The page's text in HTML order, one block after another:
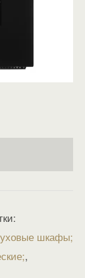
шкафы
,